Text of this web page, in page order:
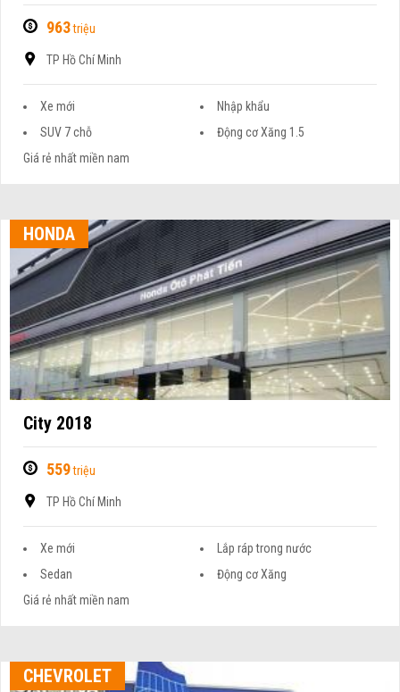
963triệu
TP Hồ Chí Minh
Xe mới
Nhập khẩu
SUV 7 chỗ
Động cơ Xăng 1.5
Giá rẻ nhất miền nam
HONDA
City 2018
559triệu
TP Hồ Chí Minh
Xe mới
Lắp ráp trong nước
Sedan
Động cơ Xăng
Giá rẻ nhất miền nam
CHEVROLET